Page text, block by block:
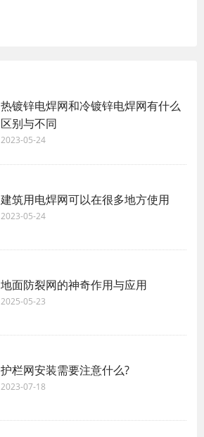
热镀锌电焊网和冷镀锌电焊网有什么
区别与不同
2023-05-24
建筑用电焊网可以在很多地方使用
2023-05-24
地面防裂网的神奇作用与应用
2025-05-23
护栏网安装需要注意什么?
2023-07-18